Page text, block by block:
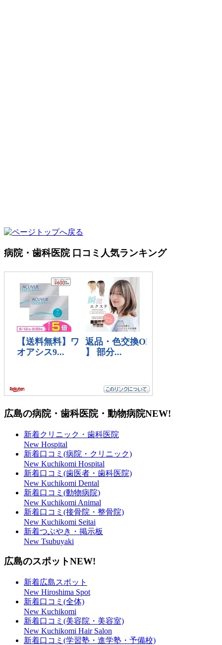
病院・歯科医院 口コミ人気ランキング
広島の病院・歯科医院・動物病院NEW!
新着クリニック・歯科医院
New Hospital
新着口コミ(病院・クリニック)
New Kuchikomi Hospital
新着口コミ(歯医者・歯科医院)
New Kuchikomi Dental
新着口コミ(動物病院)
New Kuchikomi Animal
新着口コミ(接骨院・整骨院)
New Kuchikomi Seitai
新着つぶやき・掲示板
New Tsubuyaki
広島のスポットNEW!
新着広島スポット
New Hiroshima Spot
新着口コミ(全体)
New Kuchikomi
新着口コミ(美容院・美容室)
New Kuchikomi Hair Salon
新着口コミ(学習塾・進学塾・予備校)